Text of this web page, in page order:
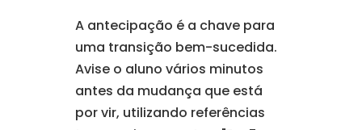
A antecipação é a chave para
uma transição bem-sucedida.
Avise o aluno vários minutos
antes da mudança que está
por vir, utilizando referências